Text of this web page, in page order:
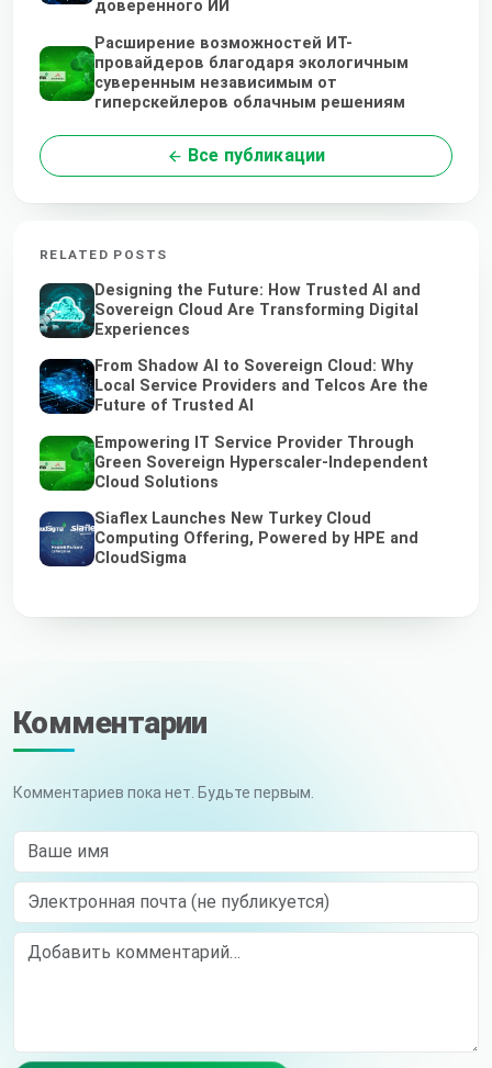
доверенного ИИ
Расширение возможностей ИТ-
провайдеров благодаря экологичным
суверенным независимым от
гиперскейлеров облачным решениям
Все публикации
RELATED POSTS
Designing the Future: How Trusted AI and
Sovereign Cloud Are Transforming Digital
Experiences
From Shadow AI to Sovereign Cloud: Why
Local Service Providers and Telcos Are the
Future of Trusted AI
Empowering IT Service Provider Through
Green Sovereign Hyperscaler-Independent
Cloud Solutions
Siaflex Launches New Turkey Cloud
Computing Offering, Powered by HPE and
CloudSigma
Комментарии
Комментариев пока нет. Будьте первым.
Ваше имя
Электронная почта (не публикуется)
Comment